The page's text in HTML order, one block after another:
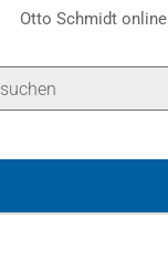
Otto Schmidt online